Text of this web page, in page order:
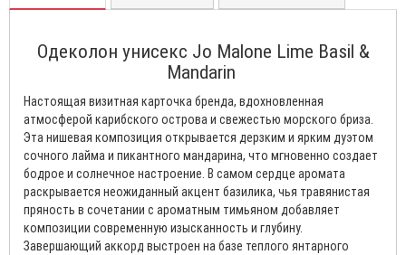
Одеколон унисекс Jo Malone Lime Basil &
Mandarin
Настоящая визитная карточка бренда, вдохновленная
атмосферой карибского острова и свежестью морского бриза.
Эта нишевая композиция открывается дерзким и ярким дуэтом
сочного лайма и пикантного мандарина, что мгновенно создает
бодрое и солнечное настроение. В самом сердце аромата
раскрывается неожиданный акцент базилика, чья травянистая
пряность в сочетании с ароматным тимьяном добавляет
композиции современную изысканность и глубину.
Завершающий аккорд выстроен на базе теплого янтарного